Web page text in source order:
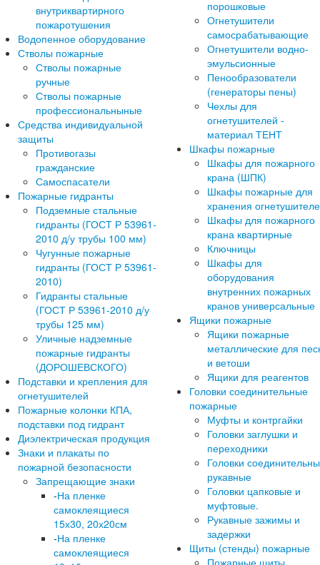
внутриквартирного
пожаротушения
Водопенное оборудование
Стволы пожарные
Стволы пожарные
ручные
Стволы пожарные
профессиональныные
Средства индивидуальной
защиты
Противогазы
гражданские
Самоспасатели
Пожарные гидранты
Подземные стальные
гидранты (ГОСТ Р 53961-
2010 д/у трубы 100 мм)
Чугунные пожарные
гидранты (ГОСТ Р 53961-
2010)
Гидранты стальные
(ГОСТ Р 53961-2010 д/у
трубы 125 мм)
Уличные надземные
пожарные гидранты
(ДОРОШЕВСКОГО)
Подставки и крепления для
огнетушителей
Пожарные колонки КПА,
подставки под гидрант
Диэлектрическая продукция
Знаки и плакаты по
пожарной безопасности
Запрещающие знаки
-На пленке
самоклеящиеся
15х30, 20х20см
-На пленке
самоклеящиеся
порошковые
Огнетушители
самосрабатывающие
Огнетушители водно-
эмульсионные
Пенообразователи
(генераторы пены)
Чехлы для
огнетушителей -
материал ТЕНТ
Шкафы пожарные
Шкафы для пожарного
крана (ШПК)
Шкафы пожарные для
хранения
Шкафы для пожарного
крана квартирные
Ключницы
Шкафы для
оборудования
внутренних пожарных
кранов универсальные
Ящики пожарные
Ящики пожарные
металлические для
и ветоши
Ящики для реагентов
Головки соединительные
пожарные
Муфты и контргайки
Головки заглушки и
переходники
Головки
рукавные
Головки цапковые и
муфтовые.
Рукавные зажимы и
задержки
Щиты (стенды) пожарные
Пожарные щиты